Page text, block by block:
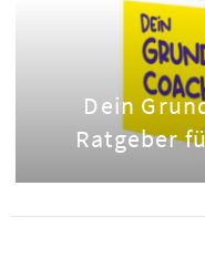
Dein
Ratgeber